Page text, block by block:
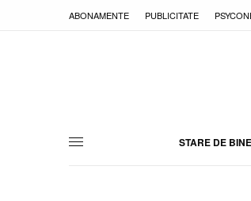
ABONAMENTE PUBLICITATE
STARE DE BINE